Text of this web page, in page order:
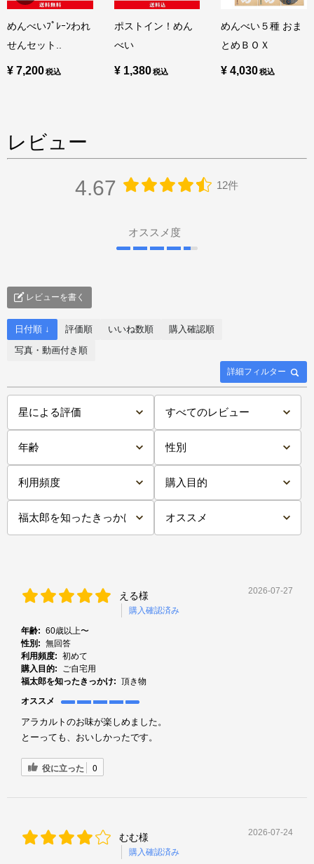
めんべいﾌﾟﾚｰﾝわれ
せんセット..
¥ 7,200
ポストイン！めん
べい
¥ 1,380
めんべい５種 おま
とめＢＯＸ
¥ 4,030
レビュー
4.67 12件
オススメ度
レビューを書く
詳細フィルター
日付順 ↓ 評価順 いいね数順
購入確認順
写真・動画付き順
える様
購入確認済み
2026-07-27
年齢: 60歳以上〜
性別: 無回答
利用頻度: 初めて
購入目的:
ご自宅用
福太郎を知ったきっかけ: 頂き物
オススメ
アラカルトのお味が楽しめました。
とーっても、おいしかったです。
役に立った 0
むむ様
購入確認済み
2026-07-24